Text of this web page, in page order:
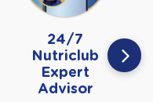
24/7
Nutriclub
Expert
Advisor